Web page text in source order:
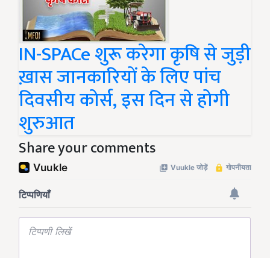
IN-SPACe शुरू करेगा कृषि से जुड़ी
ख़ास जानकारियों के लिए पांच
दिवसीय कोर्स, इस दिन से होगी
शुरुआत
Share your comments